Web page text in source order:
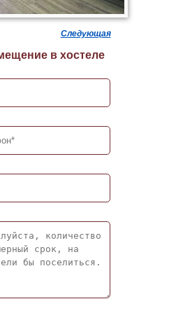
Следующая
в хостеле